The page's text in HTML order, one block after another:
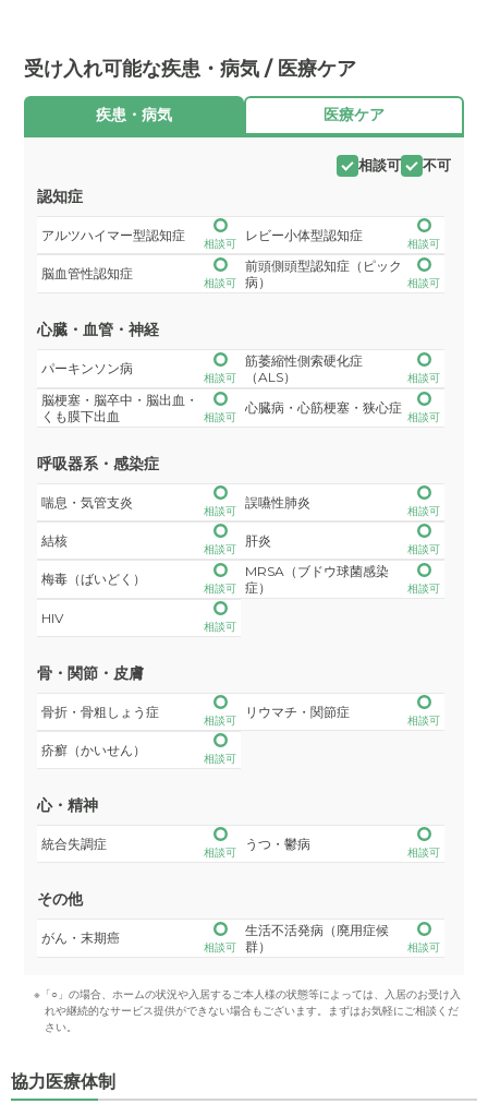
受け入れ可能な疾患・病気 / 医療ケア
疾患・病気 医療ケア
相談可 不可
認知症
アルツハイマー型認知症
相談可
レビー小体型認知症
相談可
脳血管性認知症
相談可
前頭側頭型認知症（ピック
病）
相談可
心臓・血管・神経
パーキンソン病
相談可
筋萎縮性側索硬化症
（ALS）
相談可
脳梗塞・脳卒中・脳出血・
くも膜下出血
相談可
心臓病・心筋梗塞・狭心症
相談可
呼吸器系・感染症
喘息・気管支炎
相談可
誤嚥性肺炎
相談可
結核
相談可
肝炎
相談可
梅毒（ばいどく）
相談可
MRSA（ブドウ球菌感染
症）
相談可
HIV
相談可
骨・関節・皮膚
骨折・骨粗しょう症
相談可
リウマチ・関節症
相談可
疥癬（かいせん）
相談可
心・精神
統合失調症
相談可
うつ・鬱病
相談可
その他
がん・末期癌
相談可
生活不活発病（廃用症候
群）
相談可
※「○」の場合、ホームの状況や入居するご本人様の状態等によっては、入居のお受け入
れや継続的なサービス提供ができない場合もございます。まずはお気軽にご相談くだ
さい。
協力医療体制